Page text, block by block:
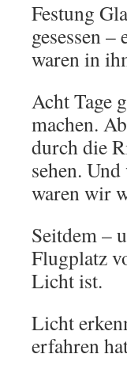
Festung
gesessen
waren in
Acht Tage
machen.
durch die
sehen.
waren wir
Seitdem –
Flugplatz
Licht ist.
Licht
erfahren